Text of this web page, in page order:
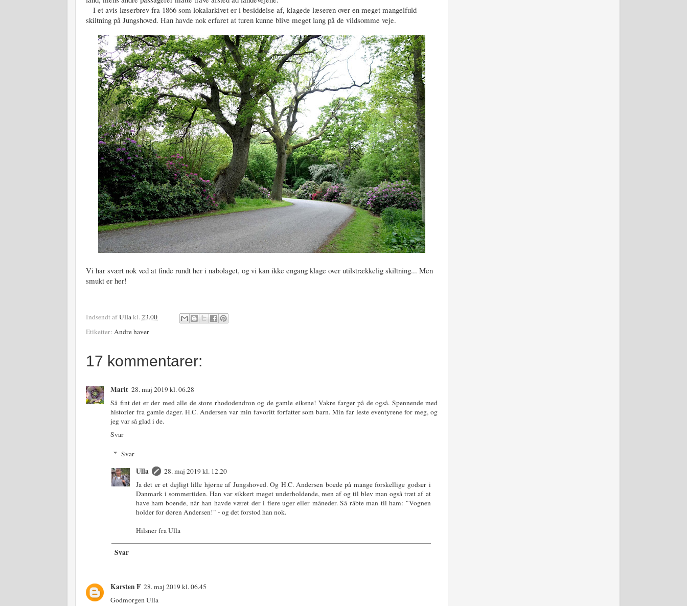
I et avis læserbrev fra 1866 som lokalarkivet er i besiddelse af, klagede læseren over en meget mangelfuld
skiltning på Jungshoved. Han havde nok erfaret at turen kunne blive meget lang på de vildsomme veje.
Vi har svært nok ved at finde rundt her i nabolaget, og vi kan ikke engang klage over utilstrækkelig skiltning... Men
smukt er her!
Indsendt afUllakl.23.00
Etiketter: Andre haver
17 kommentarer:
Marit 28. maj 2019 kl. 06.28
Så fint det er der med alle de store rhododendron og de gamle eikene! Vakre farger på de også. Spennende med
historier fra gamle dager. H.C. Andersen var min favoritt forfatter som barn. Min far leste eventyrene for meg, og
jeg var så glad i de.
Svar
Svar
Ulla
28. maj 2019 kl. 12.20
Ja det er et dejligt lille hjørne af Jungshoved. Og H.C. Andersen boede på mange forskellige godser i
Danmark i sommertiden. Han var sikkert meget underholdende, men af og til blev man også træt af at
have ham boende, når han havde været der i flere uger eller måneder. Så råbte man til ham: "Vognen
holder for døren Andersen!" - og det forstod han nok.
Hilsner fra Ulla
Svar
Karsten F 28. maj 2019 kl. 06.45
Godmorgen Ulla